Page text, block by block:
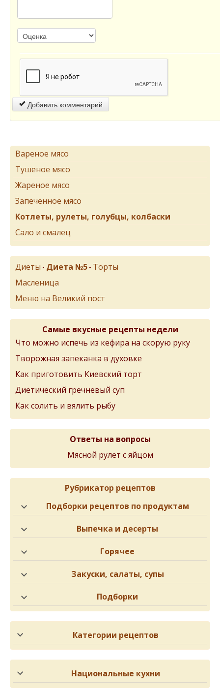
Добавить комментарий
Вареное мясо
Тушеное мясо
Жареное мясо
Запеченное мясо
Котлеты, рулеты, голубцы, колбаски
Сало и смалец
Диеты • Диета №5 • Торты
Масленица
Меню на Великий пост
Самые вкусные рецепты недели
Что можно испечь из кефира на скорую руку
Творожная запеканка в духовке
Как приготовить Киевский торт
Диетический гречневый суп
Как солить и вялить рыбу
Ответы на вопросы
Мясной рулет с яйцом
Рубрикатор рецептов
Подборки рецептов по продуктам
Выпечка и десерты
Горячее
Закуски, салаты, супы
Подборки
Категории рецептов
Национальные кухни